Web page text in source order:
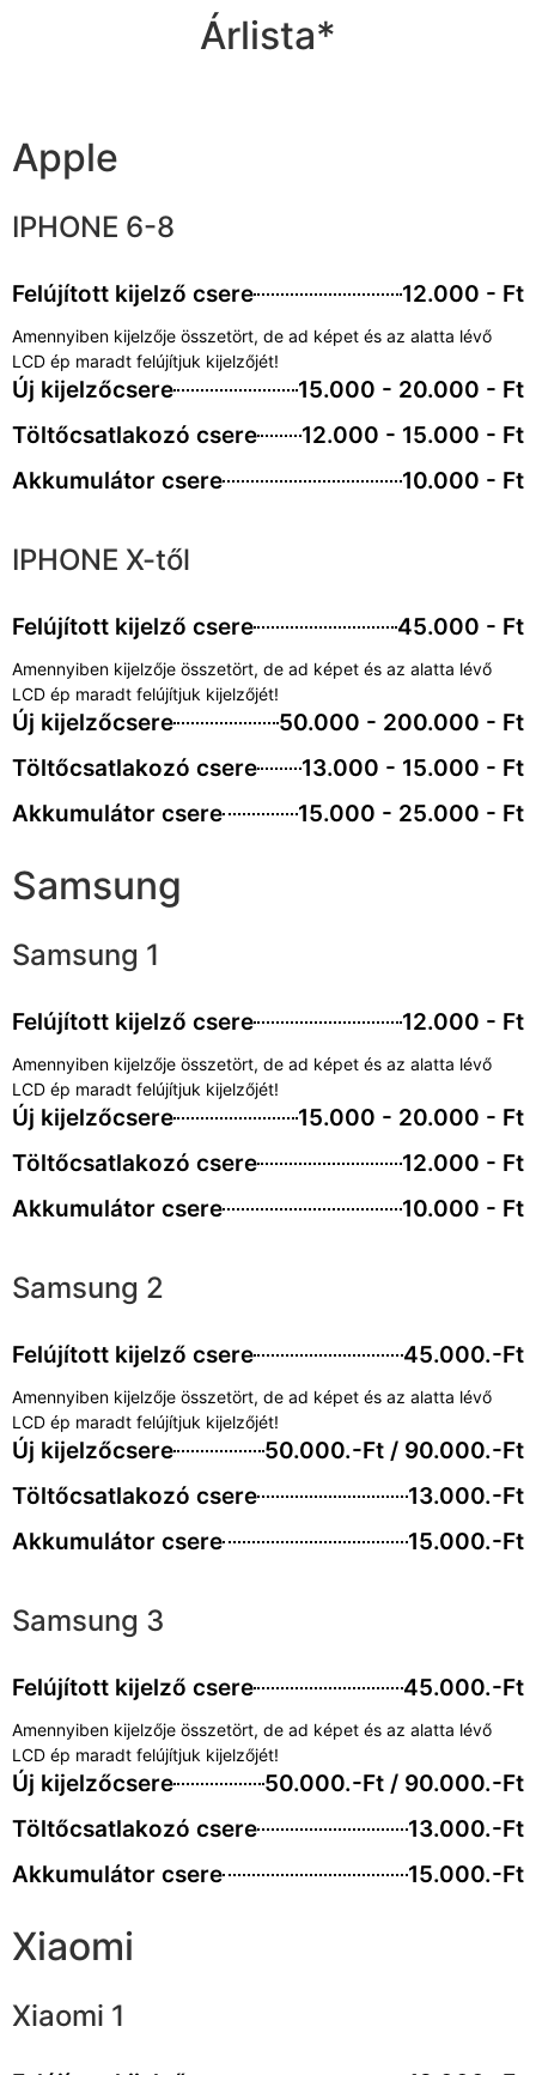
Árlista*
Apple
IPHONE 6-8
Felújított kijelző csere 12.000 - Ft
Amennyiben kijelzője összetört, de ad képet és az alatta lévő
LCD ép maradt felújítjuk kijelzőjét!
Új kijelzőcsere
15.000 - 20.000 - Ft
Töltőcsatlakozó csere
12.000 - 15.000 - Ft
Akkumulátor csere
10.000 - Ft
IPHONE X-től
Felújított kijelző csere 45.000 - Ft
Amennyiben kijelzője összetört, de ad képet és az alatta lévő
LCD ép maradt felújítjuk kijelzőjét!
Új kijelzőcsere
50.000 - 200.000 - Ft
Töltőcsatlakozó csere
13.000 - 15.000 - Ft
Akkumulátor csere
15.000 - 25.000 - Ft
Samsung
Samsung 1
Felújított kijelző csere 12.000 - Ft
Amennyiben kijelzője összetört, de ad képet és az alatta lévő
LCD ép maradt felújítjuk kijelzőjét!
Új kijelzőcsere
15.000 - 20.000 - Ft
Töltőcsatlakozó csere
12.000 - Ft
Akkumulátor csere
10.000 - Ft
Samsung 2
Felújított kijelző csere 45.000.-Ft
Amennyiben kijelzője összetört, de ad képet és az alatta lévő
LCD ép maradt felújítjuk kijelzőjét!
Új kijelzőcsere
50.000.-Ft / 90.000.-Ft
Töltőcsatlakozó csere
13.000.-Ft
Akkumulátor csere
15.000.-Ft
Samsung 3
Felújított kijelző csere 45.000.-Ft
Amennyiben kijelzője összetört, de ad képet és az alatta lévő
LCD ép maradt felújítjuk kijelzőjét!
Új kijelzőcsere
50.000.-Ft / 90.000.-Ft
Töltőcsatlakozó csere
13.000.-Ft
Akkumulátor csere
15.000.-Ft
Xiaomi
Xiaomi 1